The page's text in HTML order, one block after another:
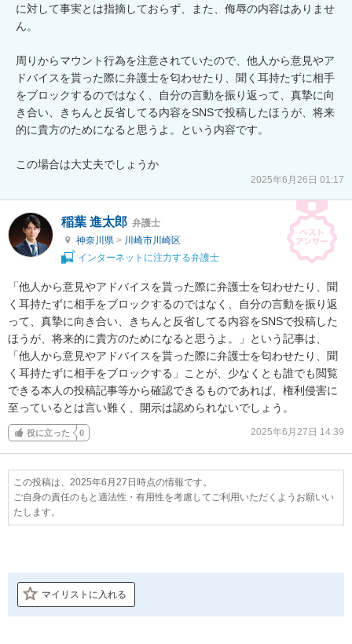
に対して事実とは指摘しておらず、また、侮辱の内容はありませ
ん。
周りからマウント行為を注意されていたので、他人から意見やア
ドバイスを貰った際に弁護士を匂わせたり、聞く耳持たずに相手
をブロックするのではなく、自分の言動を振り返って、真摯に向
き合い、きちんと反省してる内容をSNSで投稿したほうが、将来
的に貴方のためになると思うよ。という内容です。
この場合は大丈夫でしょうか
2025年6月26日 01:17
稲葉 進太郎 弁護士
神奈川県 > 川崎市川崎区
インターネットに注力する弁護士
「他人から意見やアドバイスを貰った際に弁護士を匂わせたり、聞
く耳持たずに相手をブロックするのではなく、自分の言動を振り返
って、真摯に向き合い、きちんと反省してる内容をSNSで投稿した
ほうが、将来的に貴方のためになると思うよ。」という記事は、
「他人から意見やアドバイスを貰った際に弁護士を匂わせたり、聞
く耳持たずに相手をブロックする」ことが、少なくとも誰でも閲覧
できる本人の投稿記事等から確認できるものであれば、権利侵害に
至っているとは言い難く、開示は認められないでしょう。
役に立った 0 2025年6月27日 14:39
この投稿は、2025年6月27日時点の情報です。
ご自身の責任のもと適法性・有用性を考慮してご利用いただくようお願いい
たします。
マイリストに入れる